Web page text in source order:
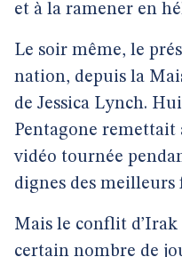
et à la ramener en
Le soir même, le
nation, depuis la
de Jessica Lynch.
Pentagone remettait
vidéo tournée
dignes des meilleurs
Mais le conflit d’Irak
certain nombre de